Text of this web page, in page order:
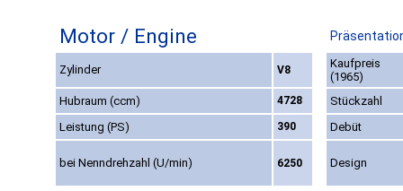
Motor / Engine
Zylinder V8
Kaufpreis
(1965)
Hubraum (ccm)
4728
Stückzahl
Leistung (PS)
390 Debüt
bei Nenndrehzahl (U/min) 6250 Design